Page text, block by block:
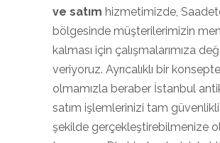
ve satım hizmetimizde,
bölgesinde müşterilerimizin
kalması için çalışmalarımıza
veriyoruz. Ayrıcalıklı bir
olmamızla beraber İstanbul
satım işlemlerinizi tam
şekilde gerçekleştirebilmenize